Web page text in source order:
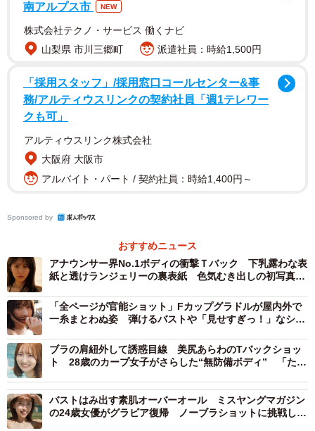
通常版の表紙はブラックのランジェリーにファーのコート
を持った姿で、彼女自身が表紙にしたいと希望。『美しい
表現して名付けたものです。カバーは通常版のほか、セブ
ンネットショッピング、HMV&BOOKS onlineの限定版を含
野村さんは「アイドルになって10年。水着NGを貫き通して
きた私が、こんなにも私をさらけ出す瞬間は後にも先にも
物。きっと誰かのフェチに刺さる、そんなページがぎゅっ
と詰まった、私にとって特別な一冊。あなたの特別にもな
れますように」と喜びを語っています。
秋元康氏は「最初は、そのスタイルに目を奪われる。で
も、知るほどに見えてくる。飾らない性格。夢に向かって
進むまっすぐさ。そして気づけば、心も奪われる。この方
程式は手強い」とコメントを寄せています。
【野村実代さんプロフィル】
南アルプス市
NEW
株式会社テクノ・サービス 働くナビ
山梨県 市川三郷町
派遣社員：時給1,500円
「採用スタッフ」/採用窓口コールセンター&事
務/アルティウスリンクの契約社員「週1テレワー
クも可」
アルティウスリンク株式会社
大阪府 大阪市
アルバイト・パート / 契約社員：時給1,400円～
Sponsored by
おすすめニュース
アナウンサー界No.1ボディの衝撃Ｔバック 下乳露わな表
紙と透けランジェリーの裏表紙 色気むき出しの初写真集
「全ページが官能ショット」Fカップグラドルが屋内外で
一糸まとわぬ姿 弾けるバストや「見せすぎっ！」なシー
ブラの肩紐外して誘惑目線 美尻あらわのTバックショッ
ト 28歳のカープ女子がさらした“無防備ボディ” 「たく
バストはみ出す素肌オーバーオール ミスヤングマガジン
の24歳女優がグラビア復帰 ノーブラショットに挑戦した